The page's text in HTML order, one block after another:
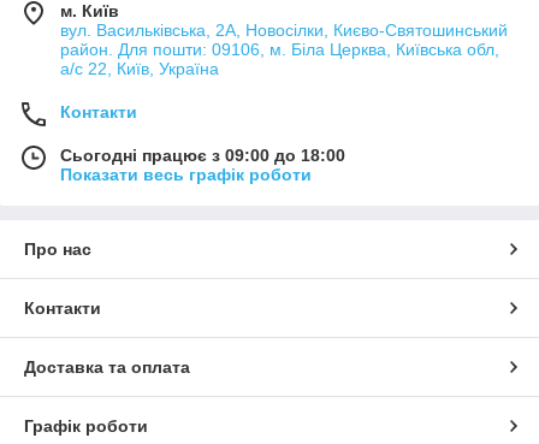
м. Київ
вул. Васильківська, 2А, Новосілки, Києво-Святошинський
район. Для пошти: 09106, м. Біла Церква, Київська обл,
а/с 22, Київ, Україна
Контакти
Сьогодні працює з 09:00 до 18:00
Показати весь графік роботи
Про нас
Контакти
Доставка та оплата
Графік роботи